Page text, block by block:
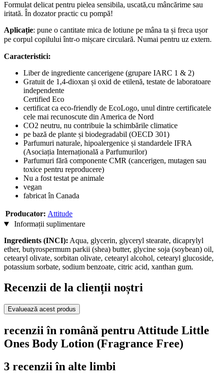
Formulat delicat pentru pielea sensibila, uscată,cu mâncărime sau
iritată. În dozator practic cu pompă!
Aplicație: pune o cantitate mica de lotiune pe mâna ta și freca ușor
pe corpul copilului într-o mișcare circulară. Numai pentru uz extern.
Caracteristici:
Liber de ingrediente cancerigene (grupare IARC 1 & 2)
Gratuit de 1,4-dioxan și oxid de etilenă, testate de laboratoare
independente
Certified Eco
certificat ca eco-friendly de EcoLogo, unul dintre certificatele
cele mai recunoscute din America de Nord
CO2 neutru, nu contribuie la schimbările climatice
pe bază de plante și biodegradabil (OECD 301)
Parfumuri naturale, hipoalergenice și standardele IFRA
(Asociația Internațională a Parfumurilor)
Parfumuri fără componente CMR (cancerigen, mutagen sau
toxice pentru reproducere)
Nu a fost testat pe animale
vegan
fabricat în Canada
Producator: Attitude
Informații suplimentare
Ingredients (INCI): Aqua, glycerin, glyceryl stearate, dicaprylyl
ether, butyrospermum parkii (shea) butter, glycine soja (soybean) oil,
cetearyl olivate, sorbitan olivate, cetearyl alcohol, cetearyl glucoside,
potassium sorbate, sodium benzoate, citric acid, xanthan gum.
Recenzii de la clienții noștri
Evaluează acest produs
recenzii în română pentru Attitude Little
Ones Body Lotion (Fragrance Free)
3 recenzii în alte limbi